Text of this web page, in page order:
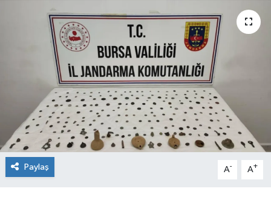
Paylaş A- A+